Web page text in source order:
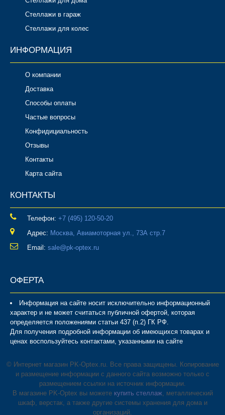
Стеллажи в гараж
Стеллажи для колес
ИНФОРМАЦИЯ
О компании
Доставка
Способы оплаты
Частые вопросы
Конфидициальность
Отзывы
Контакты
Карта сайта
КОНТАКТЫ
Телефон: ‎+7 (495) 120-50-20
Адрес: Москва, Авиамоторная ул., 73А стр.7
Email: sale@pk-optex.ru
ОФЕРТА
Информация на сайте носит исключительно информационный
характер и не может считаться публичной офертой, которая
определяется положениями статьи 437 (п.2) ГК РФ.
Для получения подробной информации об имеющихся товарах и
ценах воспользуйтесь контактами, указанными на сайте
© Интернет магазин PK-Optex.ru. Все права защищены. Копирование
и размещение информации с данного сайта возможно только с
размещением ссылки на источник информации.
В магазине PK-Optex вы можете купить стеллаж, металлический
шкаф, верстак, а также другие системы хранения для дома и
организаций.